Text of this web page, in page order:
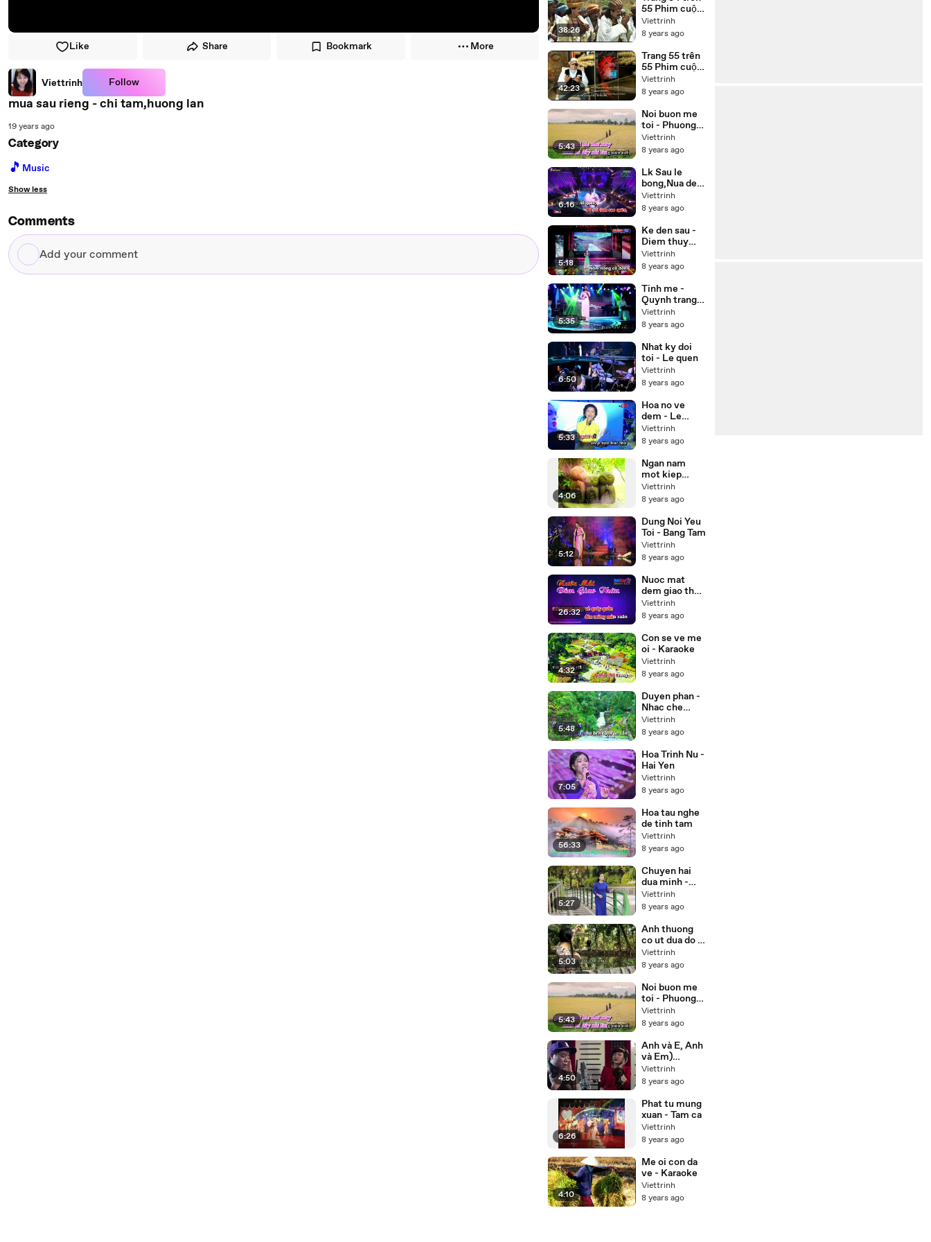
Like Share Bookmark More
Viettrinh Follow
mua sau rieng - chi tam,huong lan
19 years ago
Category
🎵 Music
Show less
Comments
Add
your
tiếng
38:26
55 Phim cuộc
đời Đức Phật
Thích Ca
bộ 55 tập lồng
tiếng
Viettrinh
8 years ago
42:23
Trang 55 trên
55 Phim cuộc
đời Đức Phật
Thích Ca
tiếng 55 tập
trọn bộ
Viettrinh
8 years ago
5:43
Noi buon me
toi - Phuong
my chi,Thuy
duong Beat
Viettrinh
8 years ago
6:16
Lk Sau le
bong,Nua dem
ngoai pho -
Cong
nhan Karaoke
Viettrinh
8 years ago
5:18
Ke den sau -
Diem thuy
Karaoke
Viettrinh
8 years ago
5:35
Tinh me -
Quynh trang (
Karaoke Beat
)
Viettrinh
8 years ago
6:50
Nhat ky doi
toi - Le quen
Viettrinh
8 years ago
5:33
Hoa no ve
dem - Le
quyen
Karaoke
Viettrinh
8 years ago
4:06
Ngan nam
mot kiep
nguoi
Viettrinh
8 years ago
5:12
Dung Noi Yeu
Toi - Bang Tam
Viettrinh
8 years ago
26:32
Nuoc mat
dem giao thua
- Karaoke
Viettrinh
8 years ago
4:32
Con se ve me
oi - Karaoke
Viettrinh
8 years ago
5:48
Duyen phan -
Nhac che
(Karaoke)
Viettrinh
8 years ago
7:05
Hoa Trinh Nu -
Hai Yen
Viettrinh
8 years ago
56:33
Hoa tau nghe
de tinh tam
Viettrinh
8 years ago
5:27
Chuyen hai
dua minh -
Duong hong
loan
Viettrinh
8 years ago
5:03
Anh thuong
co ut dua do -
Luu anh
loan,Truong
Viettrinh
8 years ago
5:43
Noi buon me
toi - Phuong
my chi (
karaoke)
Viettrinh
8 years ago
4:50
Anh và E, Anh
và Em)
Valentine
Song 2013 -
Viettrinh
8 years ago
6:26
Phat tu mung
xuan - Tam ca
Viettrinh
8 years ago
4:10
Me oi con da
ve - Karaoke
Viettrinh
8 years ago